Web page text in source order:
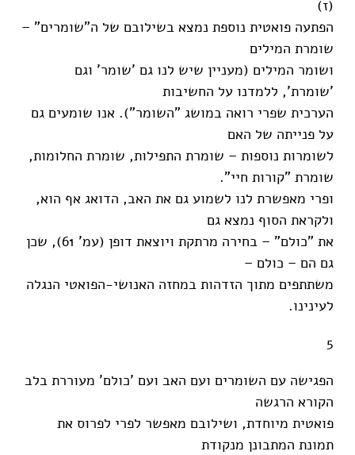
(ז)
הפתעה פואטית נוספת נמצא בשילובם של ה"שומרים" –
שומרת המילים
ושומר המילים (מעניין שיש לנו גם 'שומר' וגם
'שומרת', ללמדנו על החשיבות
הערכית שפרי רואה במושג "השומר"). אנו שומעים גם
על פנייתה של האם
לשומרות נוספות – שומרת התפילות, שומרת החלומות,
שומרת "קורות חיי".
ופרי מאפשרת לנו לשמוע גם את האב, הדואג אף הוא,
ולקראת הסוף נמצא גם
את "כולם" – בחירה מרתקת ויוצאת דופן (עמ' 61), שכן
גם הם – כולם –
משתתפים מתוך הזדהות במחזה האנושי-הפואטי הנגלה
לעינינו.
5
הפגישה עם השומרים ועם האב ועם 'כולם' מעוררת בלב
הקורא הרגשה
פואטית מיוחדת, ושילובם מאפשר לפרי לפרוס את
תמונת המתבונן מנקודת